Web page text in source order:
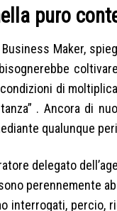
puro
Maker,
di
. Ancora di
qualunque
delegato
perennemente
interrogati, percio,